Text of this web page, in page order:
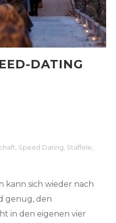
DATING
Speed Dating Stäffele
kann sich wieder nach
genug, den
in den eigenen vier